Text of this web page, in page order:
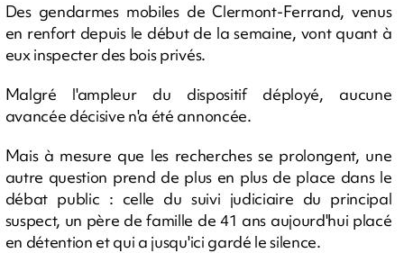
Des gendarmes mobiles de Clermont-Ferrand, venus
en renfort depuis le début de la semaine, vont quant à
eux inspecter des bois privés.
Malgré l'ampleur du dispositif déployé, aucune
avancée décisive n'a été annoncée.
Mais à mesure que les recherches se prolongent, une
autre question prend de plus en plus de place dans le
débat public : celle du suivi judiciaire du principal
suspect, un père de famille de 41 ans aujourd'hui placé
en détention et qui a jusqu'ici gardé le silence.